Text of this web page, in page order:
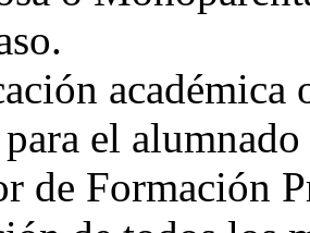
académica
el
de Formación